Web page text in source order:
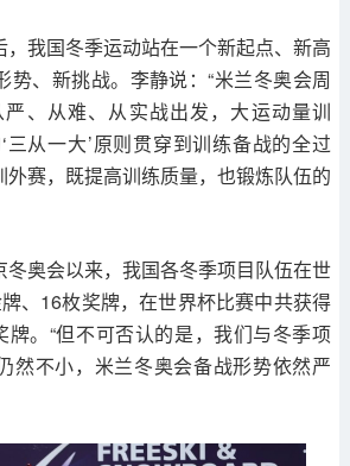
，我国冬季运动站在一个新起点、新高
势、新挑战。李静说：“米兰冬奥会周
严、从难、从实战出发，大运动量训
三从一大’原则贯穿到训练备战的全过
赛，既提高训练质量，也锻炼队伍的
冬奥会以来，我国各冬季项目队伍在世
、16枚奖牌，在世界杯比赛中共获得
。“但不可否认的是，我们与冬季项
然不小，米兰冬奥会备战形势依然严